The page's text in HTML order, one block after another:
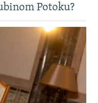
Potoku?